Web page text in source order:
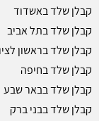
קבלן שלד באשדוד
קבלן שלד בתל אביב
קבלן שלד בראשון
קבלן שלד בחיפה
קבלן שלד בבאר שבע
קבלן שלד בבני ברק